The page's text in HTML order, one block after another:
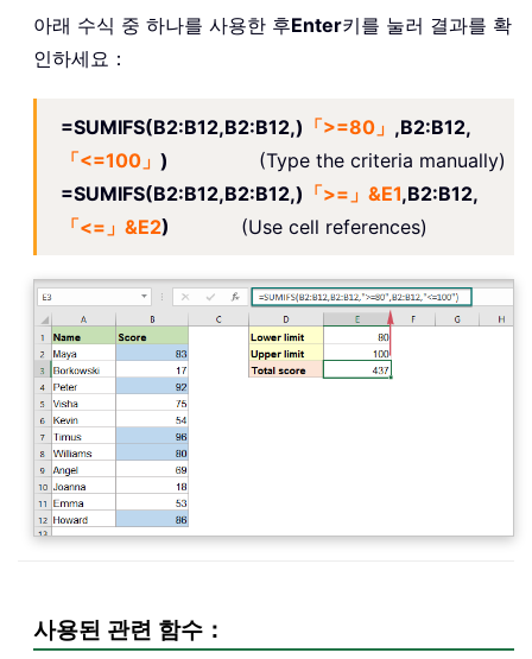
아래 수식 중 하나를 사용한 후Enter키를 눌러 결과를 확
인하세요：
=SUMIFS(B2:B12,B2:B12,) 「>=80」 ,B2:B12,
「<=100」 ) (Type the criteria manually)
=SUMIFS(B2:B12,B2:B12,) 「>=」&E1,B2:B12,
「<=」&E2) (Use cell references)
사용된 관련 함수：